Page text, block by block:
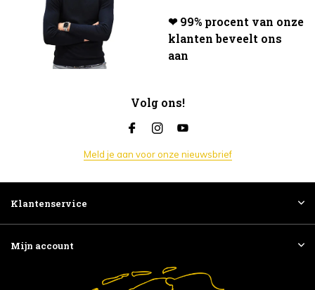
❤ 99% procent van onze
klanten beveelt ons
aan
Volg ons!
Meld je aan voor onze nieuwsbrief
Klantenservice
Mijn account